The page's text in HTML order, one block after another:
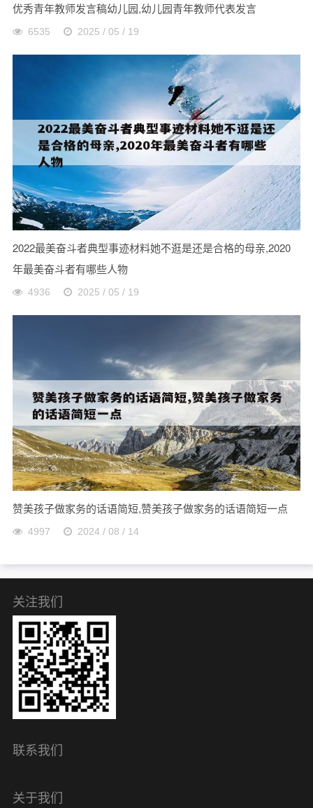
优秀青年教师发言稿幼儿园,幼儿园青年教师代表发言
6535 2025 / 05 / 19
2022最美奋斗者典型事迹材料她不逛是还是合格的母亲,2020
年最美奋斗者有哪些人物
4936 2025 / 05 / 19
赞美孩子做家务的话语简短,赞美孩子做家务的话语简短一点
4997 2024 / 08 / 14
关注我们
联系我们
关于我们